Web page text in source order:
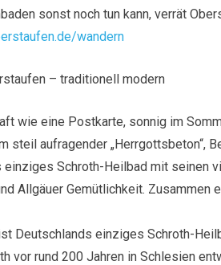
sonst noch tun kann, verrät
wandern
– traditionell modern
wie eine Postkarte, sonnig im
steil aufragender „Herrgottsbeton“,
einziges Schroth-Heilbad mit seinen
Allgäuer Gemütlichkeit. Zusammen
Deutschlands einziges Schroth-
vor rund 200 Jahren in Schlesien